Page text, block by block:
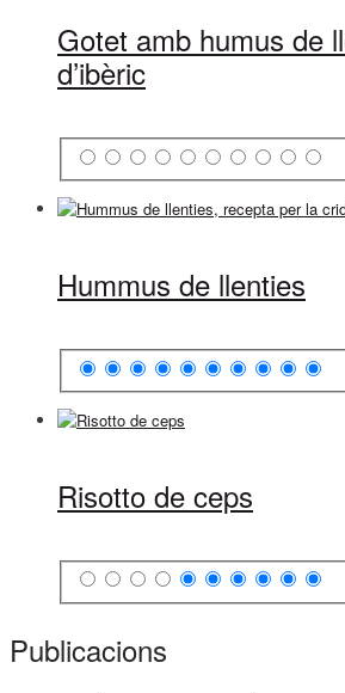
Gotet amb humus de
d’ibèric
Hummus de llenties
Risotto de ceps
Publicacions